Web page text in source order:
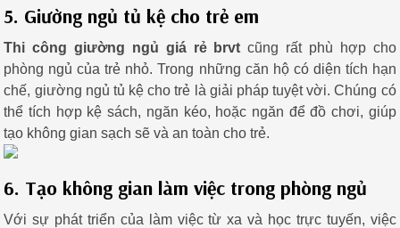
5. Giường ngủ tủ kệ cho trẻ em
Thi công giường ngủ giá rẻ brvtcũng rất phù hợp cho
phòng ngủ của trẻ nhỏ. Trong những căn hộ có diện tích hạn
chế, giường ngủ tủ kệ cho trẻ là giải pháp tuyệt vời. Chúng có
thể tích hợp kệ sách, ngăn kéo, hoặc ngăn để đồ chơi, giúp
tạo không gian sạch sẽ và an toàn cho trẻ.
6. Tạo không gian làm việc trong phòng ngủ
Với sự phát triển của làm việc từ xa và học trực tuyến, việc